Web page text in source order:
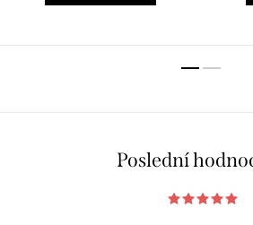
Poslední